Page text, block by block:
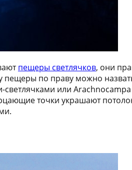
пещеры светлячков, они
пещеры по праву можно
или
точки украшают